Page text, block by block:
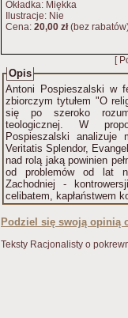
Okładka: Miękka
Ilustracje: Nie
Cena: 20,00 zł(bez
[
Opis
Antoni Pospieszalski w
zbiorczym tytułem "O
się po szeroko
teologicznej. W
Pospieszalski analizuje
Veritatis Splendor,
nad rolą jaką powinien
od problemów od lat
Zachodniej -
celibatem, kapłaństwem
Podziel się swoją opinią
Teksty Racjonalisty o